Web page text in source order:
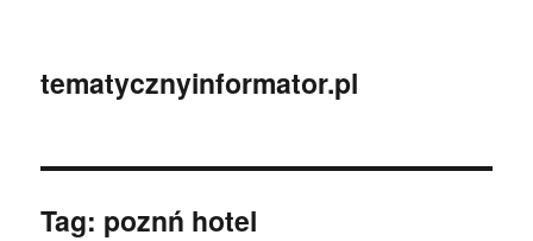
tematycznyinformator.pl
Tag: poznń hotel